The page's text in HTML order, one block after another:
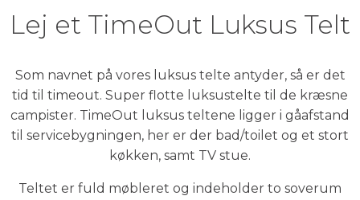
Lej et TimeOut Luksus Telt
Som navnet på vores luksus telte antyder, så er det
tid til timeout. Super flotte luksustelte til de kræsne
campister. TimeOut luksus teltene ligger i gåafstand
til servicebygningen, her er der bad/toilet og et stort
køkken, samt TV stue.
Teltet er fuld møbleret og indeholder to soverum